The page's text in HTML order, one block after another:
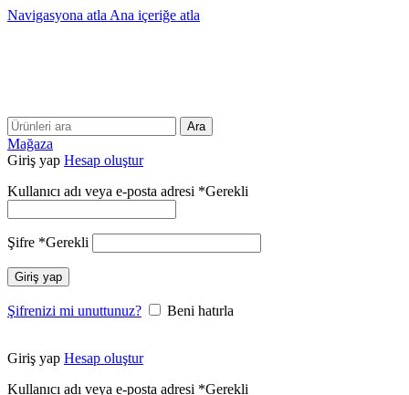
Navigasyona atla Ana içeriğe atla
Ara
Mağaza
Giriş yap Hesap oluştur
Kullanıcı adı veya e-posta adresi *Gerekli
Şifre *Gerekli
Giriş yap
Şifrenizi mi unuttunuz? Beni hatırla
Giriş yap Hesap oluştur
Kullanıcı adı veya e-posta adresi *Gerekli